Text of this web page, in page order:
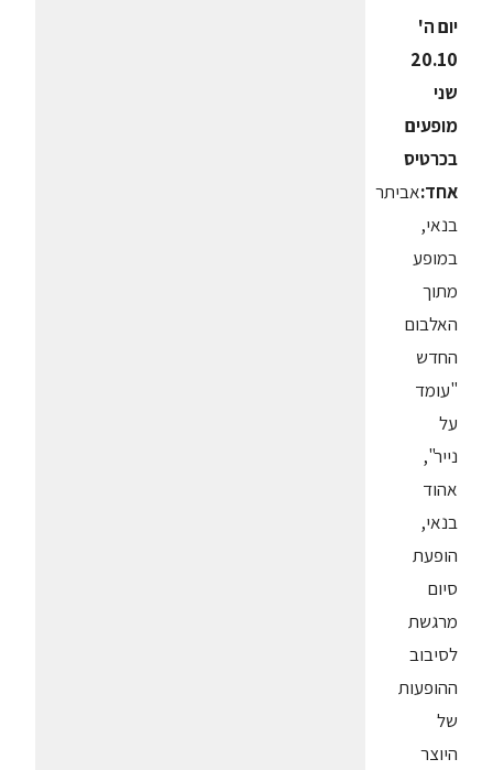
יום ה'
20.10
שני
מופעים
בכרטיס
אחד:אביתר
בנאי,
במופע
מתוך
האלבום
החדש
"עומד
על
נייר",
אהוד
בנאי,
הופעת
סיום
מרגשת
לסיבוב
ההופעות
של
היוצר